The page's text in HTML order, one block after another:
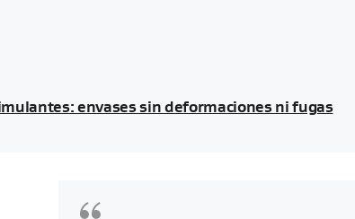
envases sin deformaciones ni fugas